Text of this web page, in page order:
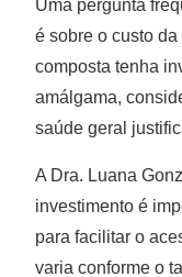
Uma pergunta
é sobre o custo
composta tenha
amálgama,
saúde geral
A Dra. Luana
investimento é
para facilitar o
varia conforme o